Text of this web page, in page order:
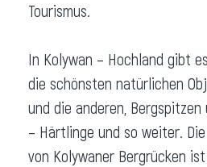
Tourismus.
In Kolywan – Hochland gibt es
die schönsten natürlichen
und die anderen,
– Härtlinge und so weiter.
von Kolywaner Bergrücken